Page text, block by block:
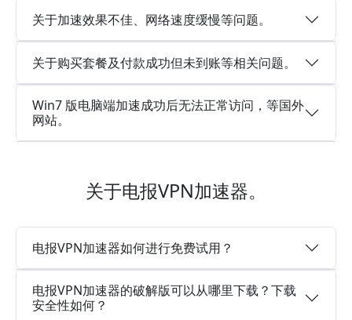
关于加速效果不佳、网络速度缓慢等问题。
关于购买套餐及付款成功但未到账等相关问题。
Win7 版电脑端加速成功后无法正常访问，等国外
网站。
关于电报VPN加速器。
电报VPN加速器如何进行免费试用？
电报VPN加速器的破解版可以从哪里下载？下载
安全性如何？